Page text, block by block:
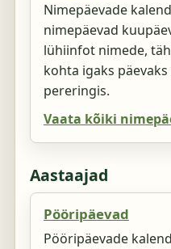
Nimepäevade
nimepäevad
lühiinfot nimede,
kohta igaks
pereringis.
Vaata kõiki
Aastaajad
Pööripäevad
Pööripäevade